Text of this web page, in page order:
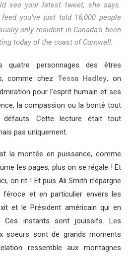
see your latest tweet, she says.
you’ve just told 16,000 people
only resident in Canada’s been
today of the coast of Cornwall.
personnages des êtres
comme chez Tessa Hadley, on
pour l’esprit humain et ses
la compassion ou la bonté tout
défauts. Cette lecture était tout
pas uniquement.
la montée en puissance, comme
les pages, plus on se régale ! Et
on rit ! Et puis Ali Smith n’épargne
féroce et en particulier envers les
et le Président américain qui en
Ces instants sont jouissifs. Les
soeurs sont de grands moments
ressemble aux montagnes